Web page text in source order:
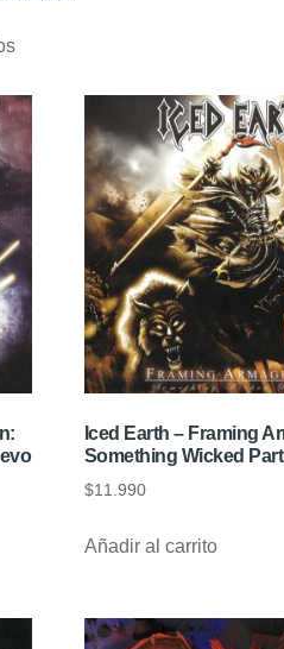
Iced Earth – Framing
Something Wicked
$11.990
Añadir al carrito